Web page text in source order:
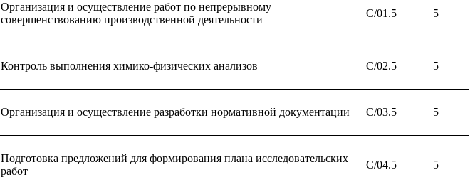
Организация и осуществление работ по непрерывному
совершенствованию производственной деятельности
C/01.5 5
Контроль выполнения химико-физических анализов C/02.5 5
Организация и осуществление разработки нормативной документации C/03.5 5
Подготовка предложений для формирования плана исследовательских
работ
C/04.5 5